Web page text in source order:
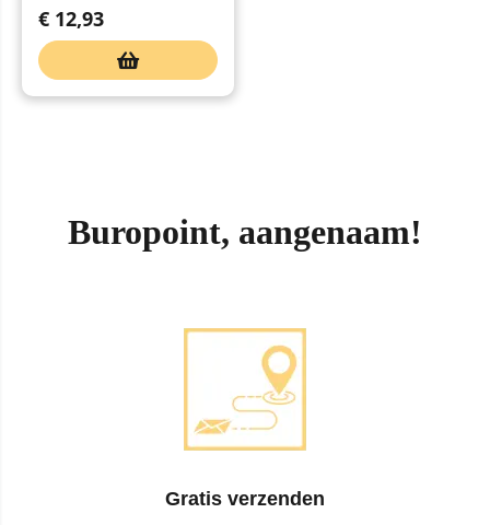
€ 12,93
Buropoint, aangenaam!
Gratis verzenden